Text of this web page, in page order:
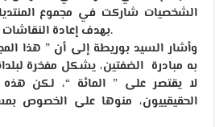
الشخصيات شاركت في مجموع
بهدف إعادة النقاشات وتحديد الأفكار والمشاريع.
وأشار السيد بوريطة إلى أن ” هذا
به مبادرة الضفتين، يشكل مفخرة
لا يقتصر على ” المائة “، لكن
الحقيقييون، منوها على الخصوص